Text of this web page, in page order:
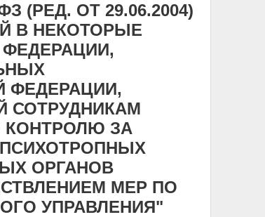
(РЕД. ОТ 29.06.2004)
В НЕКОТОРЫЕ
ФЕДЕРАЦИИ,
СОТРУДНИКАМ
КОНТРОЛЮ ЗА
ОРГАНОВ
МЕР ПО
УПРАВЛЕНИЯ"